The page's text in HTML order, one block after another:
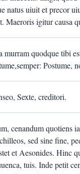
uiuit et precor
Maeroris igitur causa
murram quodque tibi
Postume,
Sexte, creditori.
cenandum quotiens
sed sine fine,
et Aesonides. Hinc
tuis. Inde petit